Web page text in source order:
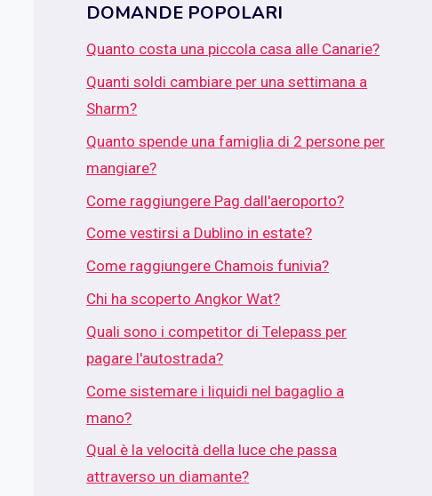
DOMANDE POPOLARI
Quanto costa una piccola casa alle Canarie?
Quanti soldi cambiare per una settimana a
Sharm?
Quanto spende una famiglia di 2 persone per
mangiare?
Come raggiungere Pag dall'aeroporto?
Come vestirsi a Dublino in estate?
Come raggiungere Chamois funivia?
Chi ha scoperto Angkor Wat?
Quali sono i competitor di Telepass per
pagare l'autostrada?
Come sistemare i liquidi nel bagaglio a
mano?
Qual è la velocità della luce che passa
attraverso un diamante?